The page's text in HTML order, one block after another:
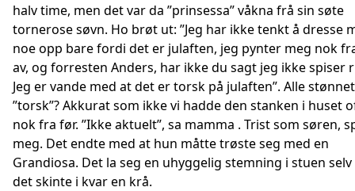
halv time, men det var da ”prinsessa” våkna frå sin søte
tornerose søvn. Ho brøt ut: ”Jeg har ikke tenkt å dresse
noe opp bare fordi det er julaften, jeg pynter meg nok
av, og forresten Anders, har ikke du sagt jeg ikke spiser
Jeg er vande med at det er torsk på julaften”. Alle
”torsk”? Akkurat som ikke vi hadde den stanken i huset
nok fra før. ”Ikke aktuelt”, sa mamma . Trist som søren,
meg. Det endte med at hun måtte trøste seg med en
Grandiosa. Det la seg en uhyggelig stemning i stuen
det skinte i kvar en krå.